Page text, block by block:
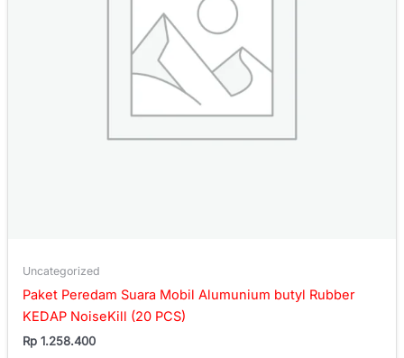
Uncategorized
Paket Peredam Suara Mobil Alumunium butyl Rubber
KEDAP NoiseKill (20 PCS)
Rp 1.258.400